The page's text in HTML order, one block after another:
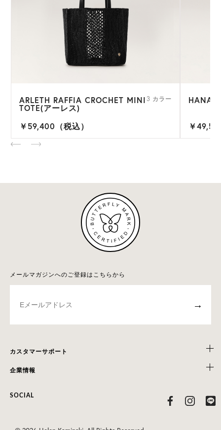
ARLETH RAFFIA CROCHET MINI
TOTE(アーレス)
3 カラー
￥59,400（税込）
HANA
￥
メールマガジンへのご登録はこちらから
→
カスタマーサポート
企業情報
SOCIAL